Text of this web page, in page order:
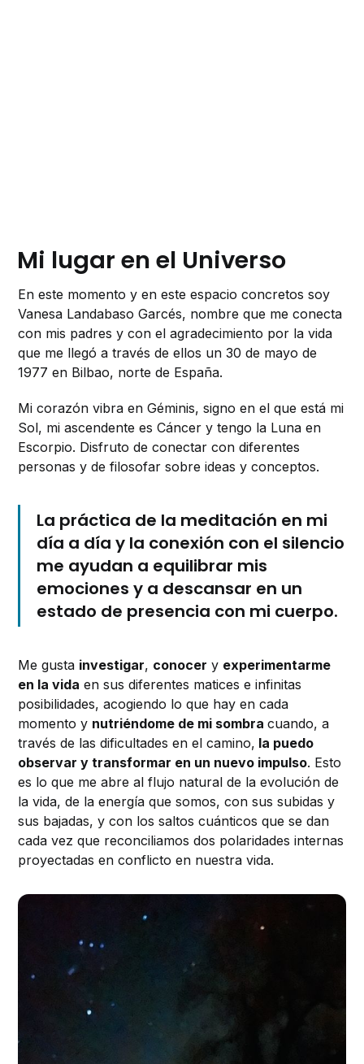
Mi lugar en el Universo
En este momento y en este espacio concretos soy
Vanesa Landabaso Garcés, nombre que me conecta
con mis padres y con el agradecimiento por la vida
que me llegó a través de ellos un 30 de mayo de
1977 en Bilbao, norte de España.
Mi corazón vibra en Géminis, signo en el que está mi
Sol, mi ascendente es Cáncer y tengo la Luna en
Escorpio. Disfruto de conectar con diferentes
personas y de filosofar sobre ideas y conceptos.
La práctica de la meditación en mi
día a día y la conexión con el silencio
me ayudan a equilibrar mis
emociones y a descansar en un
estado de presencia con mi cuerpo.
Me gusta investigar, conocer y experimentarme
en la vida en sus diferentes matices e infinitas
posibilidades, acogiendo lo que hay en cada
momento y nutriéndome de mi sombracuando, a
través de las dificultades en el camino, la puedo
observar y transformar en un nuevo impulso. Esto
es lo que me abre al flujo natural de la evolución de
la vida, de la energía que somos, con sus subidas y
sus bajadas, y con los saltos cuánticos que se dan
cada vez que reconciliamos dos polaridades internas
proyectadas en conflicto en nuestra vida.